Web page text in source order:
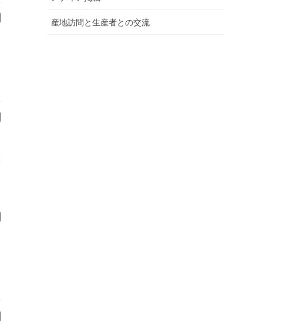
産地訪問と生産者との交流